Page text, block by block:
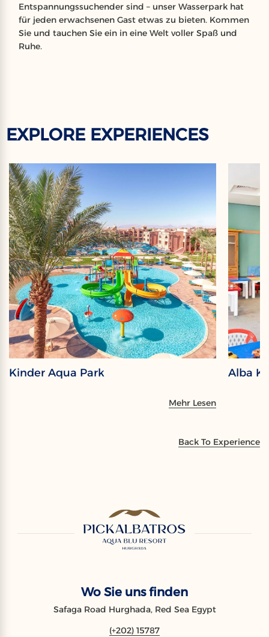
Entspannungssuchender sind – unser Wasserpark hat
für jeden erwachsenen Gast etwas zu bieten. Kommen
Sie und tauchen Sie ein in eine Welt voller Spaß und
Ruhe.
EXPLORE EXPERIENCES
Kinder Aqua Park
Mehr Lesen
Alba
Back To Experience
Wo Sie uns finden
Safaga Road Hurghada, Red Sea Egypt
(+202) 15787